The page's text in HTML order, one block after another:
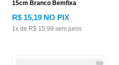
15cm Branco Bemfixa
R$ 15,19 NO PIX
1x de R$ 15,99 sem juros